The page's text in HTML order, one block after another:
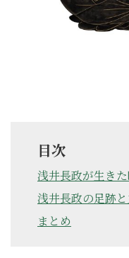
目次
浅井長政が生き
浅井長政の足跡
まとめ